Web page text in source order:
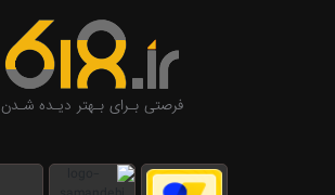
فرصتی بـرای بـهتر دیـده شـدن